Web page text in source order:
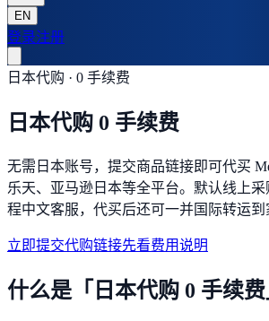
EN
登录注册
日本代购 · 0 手续费
日本代购 0 手续费
无需日本账号，提交商品链接即可代买
乐天、亚马逊日本等全平台。默认线上
程中文客服，代买后还可一并国际转运到
立即提交代购链接先看费用说明
什么是「日本代购 0 手续费